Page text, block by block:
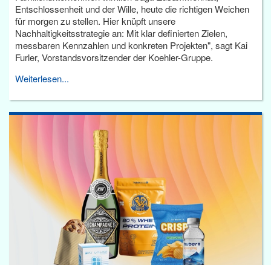
Entschlossenheit und der Wille, heute die richtigen Weichen
für morgen zu stellen. Hier knüpft unsere
Nachhaltigkeitsstrategie an: Mit klar definierten Zielen,
messbaren Kennzahlen und konkreten Projekten", sagt Kai
Furler, Vorstandsvorsitzender der Koehler-Gruppe.
Weiterlesen...